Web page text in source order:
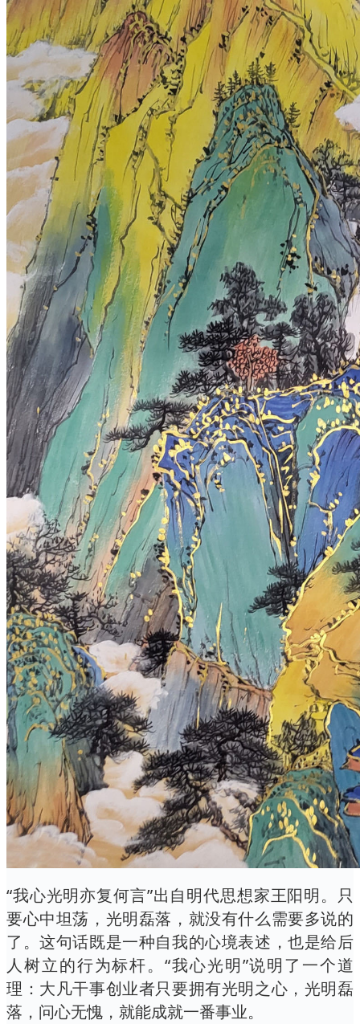
“我心光明亦复何言”出自明代思想家王阳明。只
要心中坦荡，光明磊落，就没有什么需要多说的
了。这句话既是一种自我的心境表述，也是给后
人树立的行为标杆。“我心光明”说明了一个道
理：大凡干事创业者只要拥有光明之心，光明磊
落，问心无愧，就能成就一番事业。